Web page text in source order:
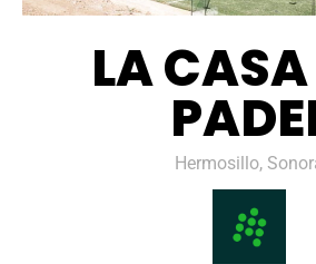
LA CASA
Hermosillo,